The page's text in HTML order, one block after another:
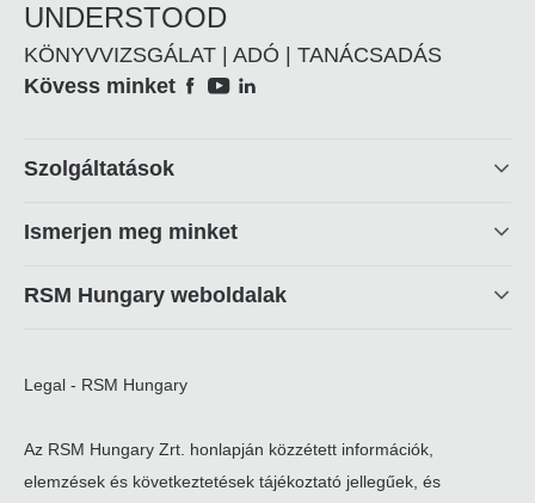
UNDERSTOOD
KÖNYVVIZSGÁLAT | ADÓ | TANÁCSADÁS
Social
Kövess minket
Footer
Szolgáltatások
Ismerjen meg minket
RSM Hungary weboldalak
Legal - RSM Hungary
Az RSM Hungary Zrt. honlapján közzétett információk,
elemzések és következtetések tájékoztató jellegűek, és